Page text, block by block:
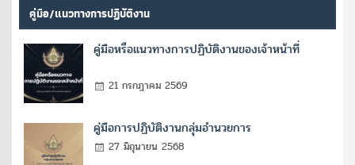
คู่มือ/แนวทางการปฏิบัติงาน
คู่มือหรือแนวทางการปฏิบัติงานของเจ้าหน้าที่
21 กรกฎาคม 2569
คู่มือการปฏิบัติงานกลุ่มอำนวยการ
27 มิถุนายน 2568